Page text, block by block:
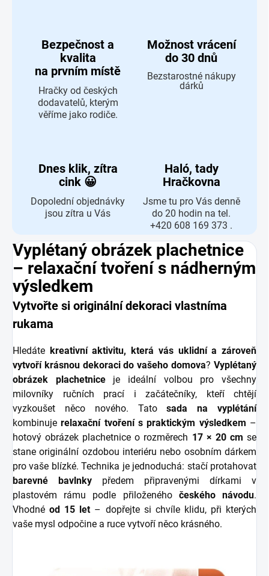
Bezpečnost a
kvalita
na prvním místě
Hračky od českých
dodavatelů, kterým
věříme jako rodiče.
Možnost vrácení
do 30 dnů
Bezstarostné nákupy
dárků
Dnes klik, zítra
cink 😀
Dopolední objednávky
jsou zítra u Vás
Haló, tady
Hračkovna
Jsme tu pro Vás denně
do 20 hodin na tel.
+420 608 169 373 .
Vyplétaný obrázek plachetnice
– relaxační tvoření s nádherným
výsledkem
Vytvořte si originální dekoraci vlastníma
rukama
Hledáte kreativní aktivitu, která vás uklidní a zároveň
vytvoří krásnou dekoraci do vašeho domova?Vyplétaný
obrázek plachetniceje ideální volbou pro všechny
milovníky ručních prací i začátečníky, kteří chtějí
vyzkoušet něco nového. Tatosada na vyplétání
kombinujerelaxační tvoření s praktickým výsledkem –
hotový obrázek plachetnice o rozměrech 17 × 20 cm se
stane originální ozdobou interiéru nebo osobním dárkem
pro vaše blízké. Technika je jednoduchá: stačí protahovat
barevné bavlnky předem připravenými dírkami v
plastovém rámu podle přiloženého českého návodu.
Vhodnéod 15 let– dopřejte si chvíle klidu, při kterých
vaše mysl odpočine a ruce vytvoří něco krásného.